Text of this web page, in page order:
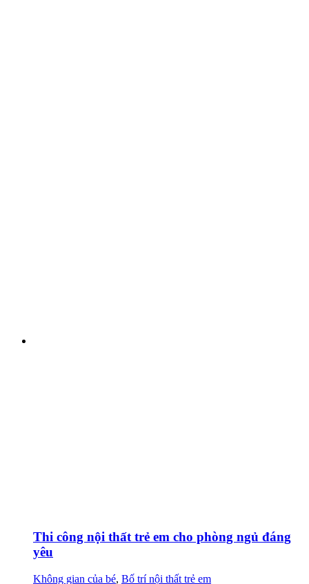
Thi công nội thất trẻ em cho phòng ngủ đáng
yêu
Không gian của bé, Bố trí nội thất trẻ em